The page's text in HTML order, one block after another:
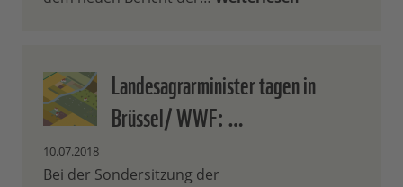
Landesagrarminister tagen in
Brüssel/ WWF: …
10.07.2018
Bei der Sondersitzung der